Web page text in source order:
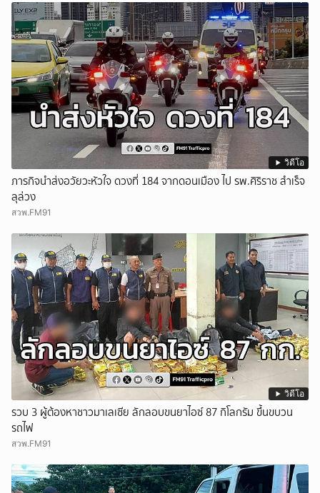
วิดีโอ
ภารกิจนำส่งอวัยวะหัวใจ ดวงที่ 184 จากดอนเมือง ไป รพ.ศิริราช สำเร็จ
ลุล่วง
สวพ.FM91
วิดีโอ
รวบ 3 ผู้ต้องหาชาวมาเลเซีย ลักลอบขนยาไอซ์ 87 กิโลกรัม ขึ้นขบวน
รถไฟ
สวพ.FM91